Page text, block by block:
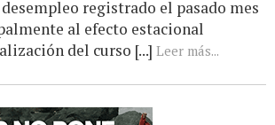
registrado el pasado mes
al efecto estacional
del curso [...] Leer más...